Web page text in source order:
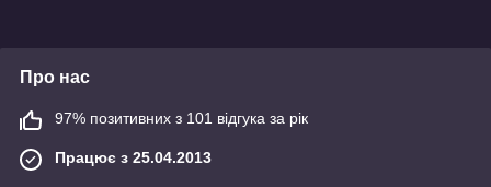
Про нас
97% позитивних з 101 відгука за рік
Працює з 25.04.2013